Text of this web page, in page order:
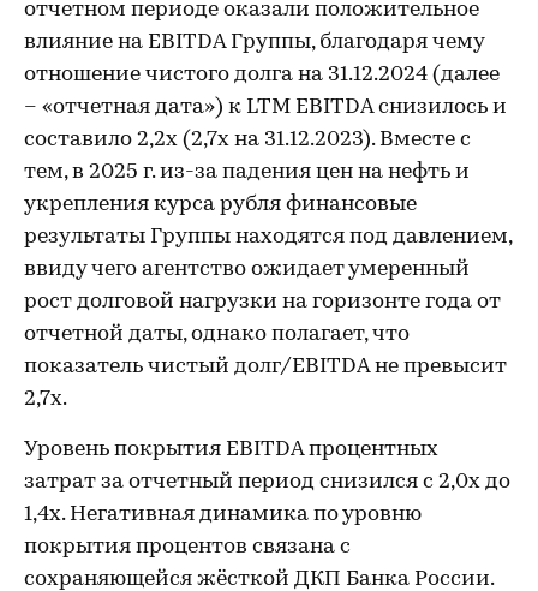
отчетном периоде оказали положительное
влияние на EBITDA Группы, благодаря чему
отношение чистого долга на 31.12.2024 (далее
– «отчетная дата») к LTM EBITDA снизилось и
составило 2,2х (2,7х на 31.12.2023). Вместе с
тем, в 2025 г. из-за падения цен на нефть и
укрепления курса рубля финансовые
результаты Группы находятся под давлением,
ввиду чего агентство ожидает умеренный
рост долговой нагрузки на горизонте года от
отчетной даты, однако полагает, что
показатель чистый долг/EBITDA не превысит
2,7х.
Уровень покрытия EBITDA процентных
затрат за отчетный период снизился с 2,0х до
1,4х. Негативная динамика по уровню
покрытия процентов связана с
сохраняющейся жёсткой ДКП Банка России.